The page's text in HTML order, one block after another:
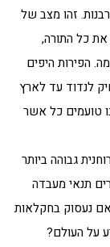
זהו מצב של
את כל התורה,
הפירות היפים
לנדוד עד לארץ
טועמים כל אשר
גבוהה ביותר
תנאי מעבדה
אם נעסוק בחקלאות
על העולם?